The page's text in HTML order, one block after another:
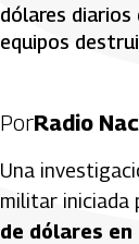
dólares diarios
equipos
PorRadio
Una
militar iniciada
de dólares